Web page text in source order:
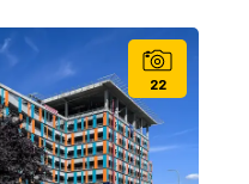
22